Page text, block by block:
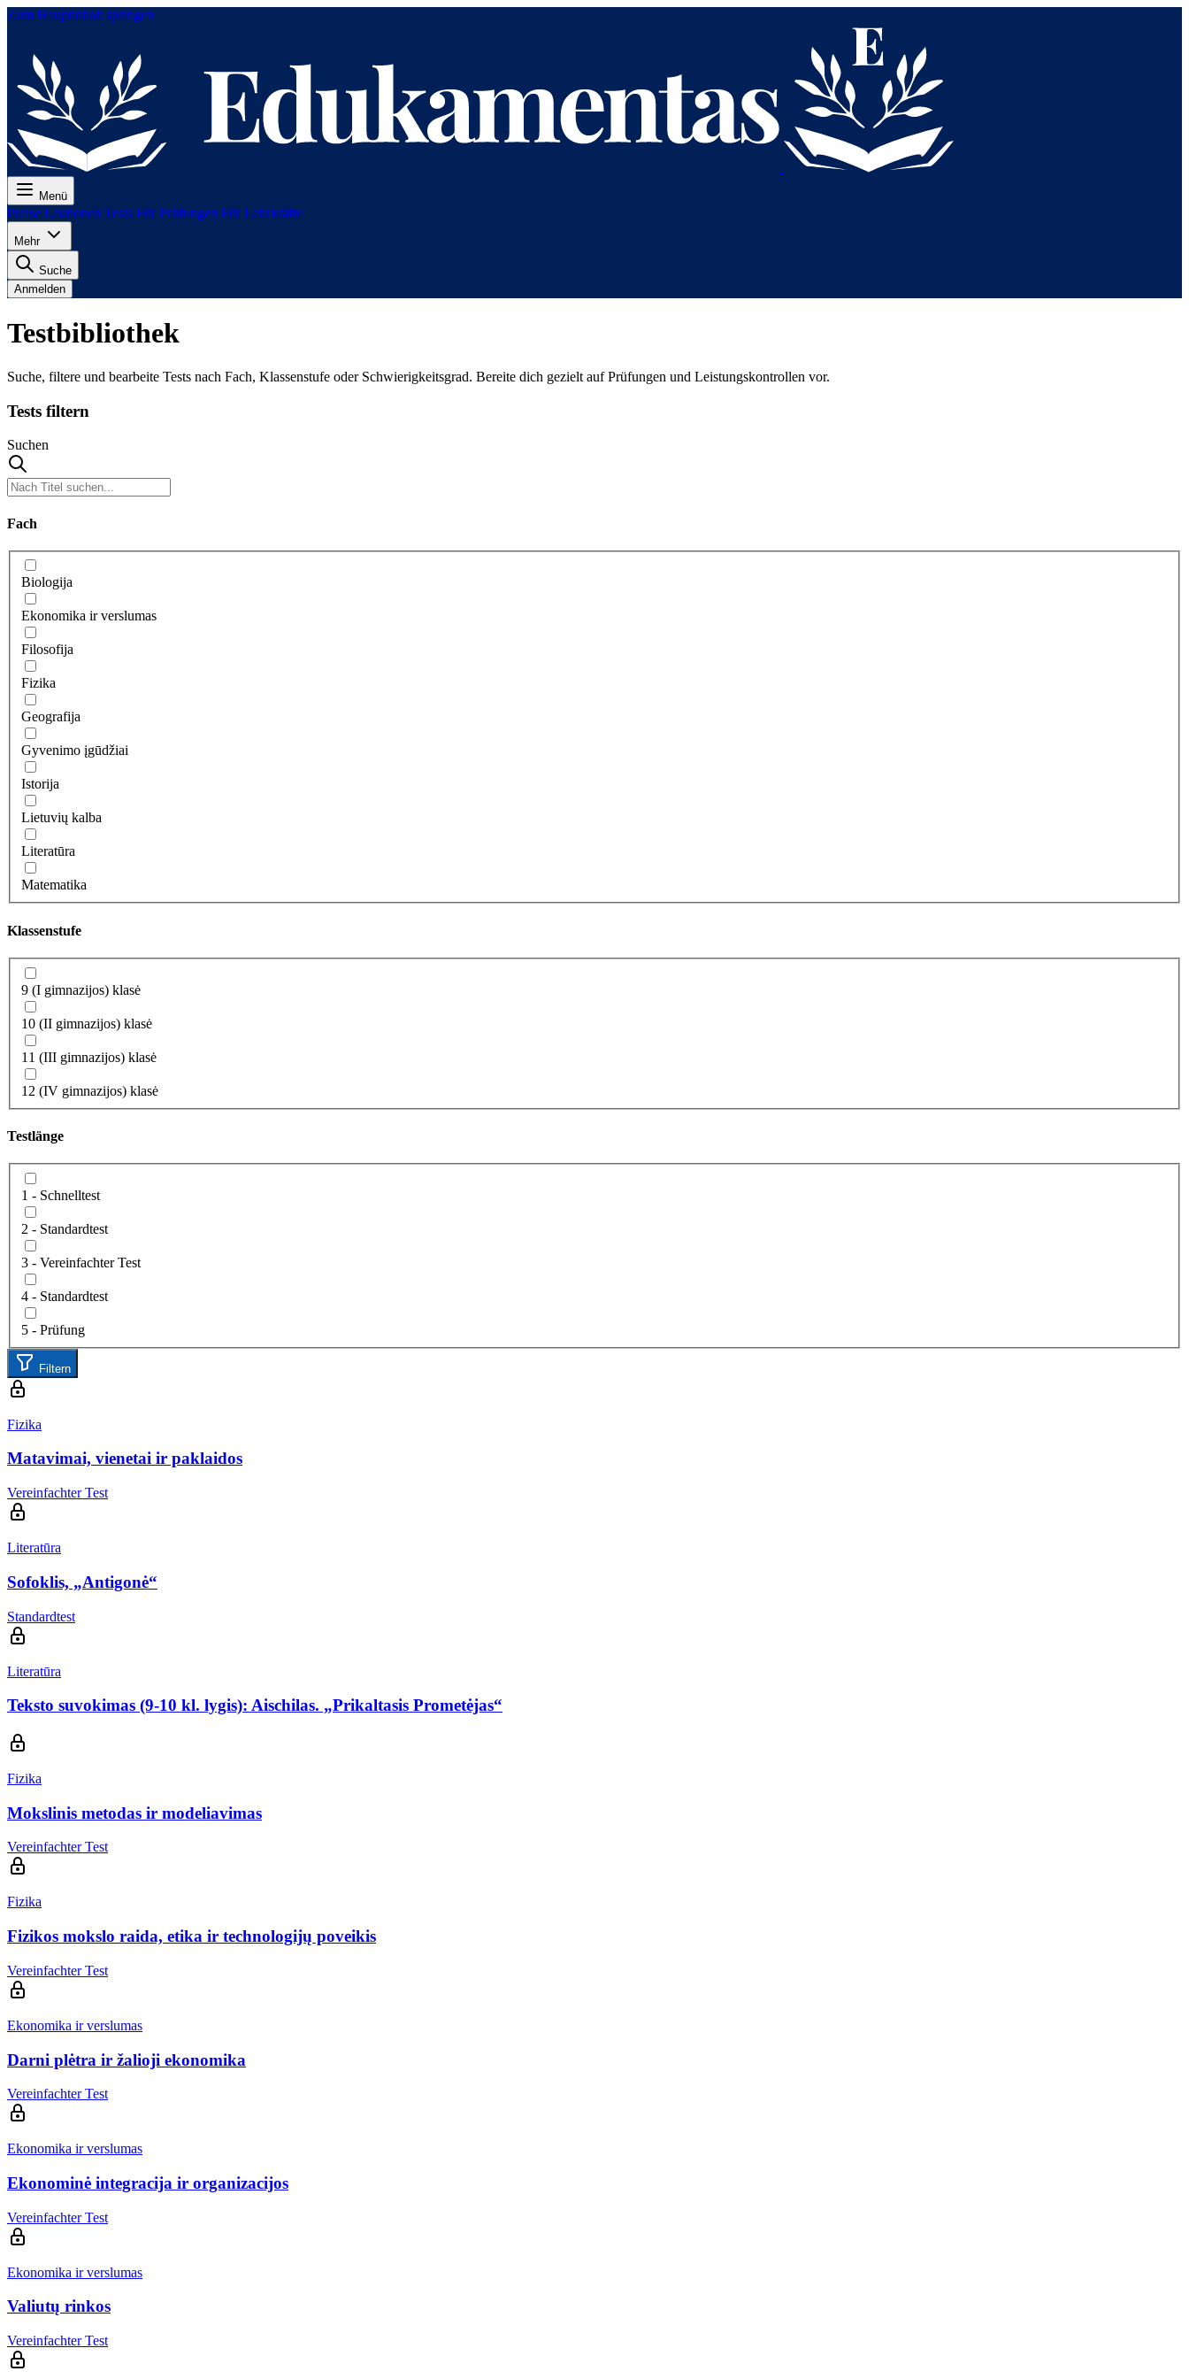
Zum Hauptinhalt springen
Menü
Preise Lektionen Tests Für Prüfungen Für Lehrkräfte
Mehr
Suche
Anmelden
Testbibliothek
Suche, filtere und bearbeite Tests nach Fach, Klassenstufe oder Schwierigkeitsgrad. Bereite dich gezielt auf Prüfungen und Leistungskontrollen vor.
Tests filtern
Suchen
Fach
Biologija
Ekonomika ir verslumas
Filosofija
Fizika
Geografija
Gyvenimo įgūdžiai
Istorija
Lietuvių kalba
Literatūra
Matematika
Klassenstufe
9 (I gimnazijos) klasė
10 (II gimnazijos) klasė
11 (III gimnazijos) klasė
12 (IV gimnazijos) klasė
Testlänge
1 - Schnelltest
2 - Standardtest
3 - Vereinfachter Test
4 - Standardtest
5 - Prüfung
Filtern
Fizika
Matavimai, vienetai ir paklaidos
Vereinfachter Test
Literatūra
Sofoklis, „Antigonė“
Standardtest
Literatūra
Teksto suvokimas (9-10 kl. lygis): Aischilas. „Prikaltasis Prometėjas“
Fizika
Mokslinis metodas ir modeliavimas
Vereinfachter Test
Fizika
Fizikos mokslo raida, etika ir technologijų poveikis
Vereinfachter Test
Ekonomika ir verslumas
Darni plėtra ir žalioji ekonomika
Vereinfachter Test
Ekonomika ir verslumas
Ekonominė integracija ir organizacijos
Vereinfachter Test
Ekonomika ir verslumas
Valiutų rinkos
Vereinfachter Test